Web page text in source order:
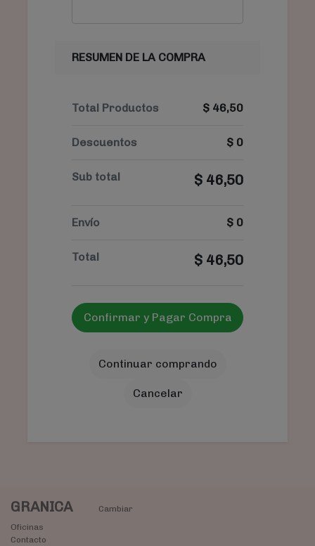
RESUMEN DE LA COMPRA
Total Productos $ 46,50
Descuentos $ 0
Sub total $ 46,50
Envío $ 0
Total $ 46,50
Confirmar y Pagar Compra
Continuar comprando
Cancelar
GRANICA
Cambiar
Oficinas
Contacto